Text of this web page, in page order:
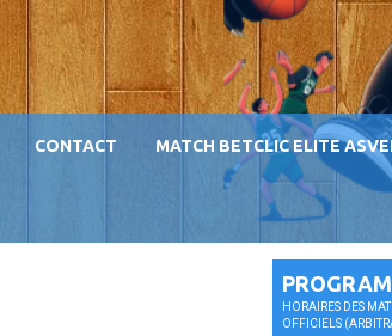
CONTACT MATCH BETCLIC ELITE
HORAIRES DES
OFFICIELS